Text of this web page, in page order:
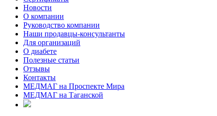
Новости
О компании
Руководство компании
Наши продавцы-консультанты
Для организаций
О диабете
Полезные статьи
Отзывы
Контакты
МЕДМАГ на Проспекте Мира
МЕДМАГ на Таганской